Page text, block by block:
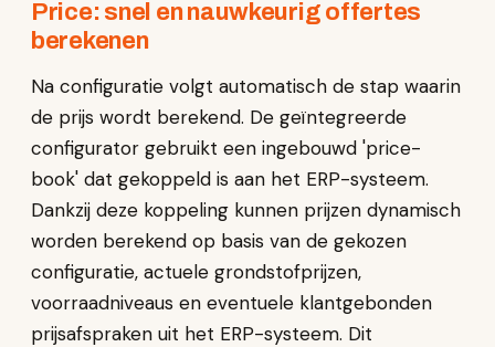
Price: snel en nauwkeurig offertes
berekenen
Na configuratie volgt automatisch de stap waarin
de prijs wordt berekend. De geïntegreerde
configurator gebruikt een ingebouwd 'price-
book' dat gekoppeld is aan het ERP-systeem.
Dankzij deze koppeling kunnen prijzen dynamisch
worden berekend op basis van de gekozen
configuratie, actuele grondstofprijzen,
voorraadniveaus en eventuele klantgebonden
prijsafspraken uit het ERP-systeem. Dit